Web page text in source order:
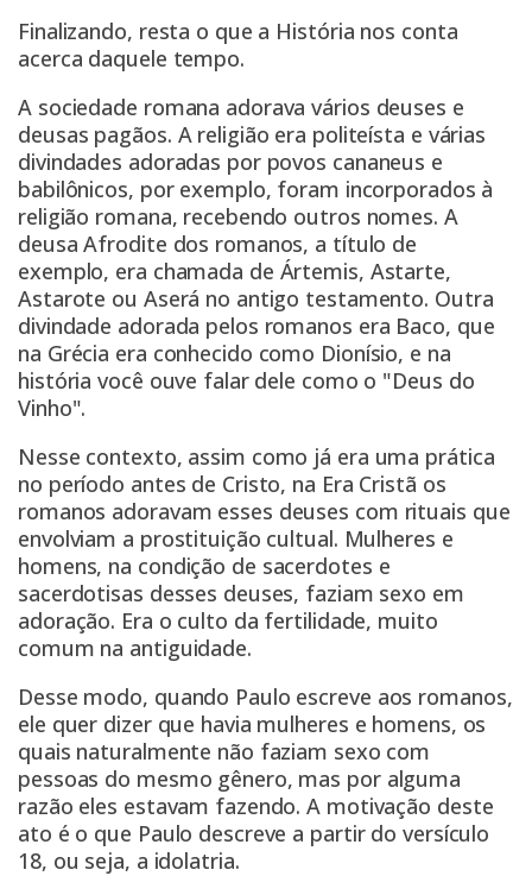
Finalizando, resta o que a História nos conta
acerca daquele tempo.
A sociedade romana adorava vários deuses e
deusas pagãos. A religião era politeísta e várias
divindades adoradas por povos cananeus e
babilônicos, por exemplo, foram incorporados à
religião romana, recebendo outros nomes. A
deusa Afrodite dos romanos, a título de
exemplo, era chamada de Ártemis, Astarte,
Astarote ou Aserá no antigo testamento. Outra
divindade adorada pelos romanos era Baco, que
na Grécia era conhecido como Dionísio, e na
história você ouve falar dele como o "Deus do
Vinho".
Nesse contexto, assim como já era uma prática
no período antes de Cristo, na Era Cristã os
romanos adoravam esses deuses com rituais que
envolviam a prostituição cultual. Mulheres e
homens, na condição de sacerdotes e
sacerdotisas desses deuses, faziam sexo em
adoração. Era o culto da fertilidade, muito
comum na antiguidade.
Desse modo, quando Paulo escreve aos romanos,
ele quer dizer que havia mulheres e homens, os
quais naturalmente não faziam sexo com
pessoas do mesmo gênero, mas por alguma
razão eles estavam fazendo. A motivação deste
ato é o que Paulo descreve a partir do versículo
18, ou seja, a idolatria.